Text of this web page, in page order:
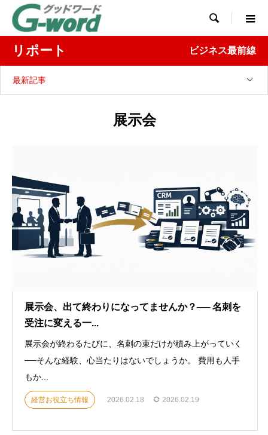

リポート ビジネス最前線
最新記事
展示会
展示会、出て終わりになってませんか？── 名刺を
受注に変える一...
展示会が終わるたびに、名刺の束だけが積み上がっていく
──そんな経験、心当たりはないでしょうか。 費用も人手
もか...
経営お役立ち情報 2026.02.18 2026.02.19